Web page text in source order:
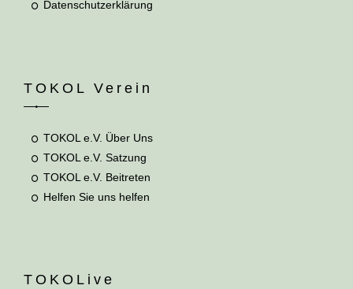
Datenschutzerklärung
TOKOL Verein
TOKOL e.V. Über Uns
TOKOL e.V. Satzung
TOKOL e.V. Beitreten
Helfen Sie uns helfen
TOKOLive